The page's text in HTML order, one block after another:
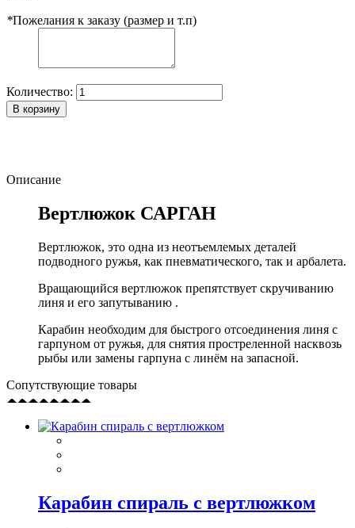
*Пожелания к заказу (размер и т.п)
Количество:
В корзину
Описание
Вертлюжок САРГАН
Вертлюжок, это одна из неотъемлемых деталей
подводного ружья, как пневматического, так и арбалета.
Вращающийся вертлюжок препятствует скручиванию
линя и его запутыванию .
Карабин необходим для быстрого отсоединения линя с
гарпуном от ружья, для снятия простреленной насквозь
рыбы или замены гарпуна с линём на запасной.
Сопутствующие товары
Карабин спираль с вертлюжком